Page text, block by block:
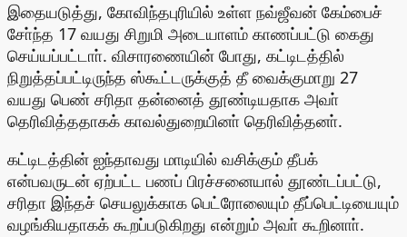
இதையடுத்து, கோவிந்தபுரியில் உள்ள நவ்ஜீவன் கேம்பைச்
சோ்ந்த 17 வயது சிறுமி அடையாளம் காணப்பட்டு கைது
செய்யப்பட்டாா். விசாரணையின் போது, கட்டிடத்தில்
நிறுத்தப்பட்டிருந்த ஸ்கூட்டருக்குத் தீ வைக்குமாறு 27
வயது பெண் சரிதா தன்னைத் தூண்டியதாக அவா்
தெரிவித்ததாகக் காவல்துறையினா் தெரிவித்தனா்.
கட்டிடத்தின் ஐந்தாவது மாடியில் வசிக்கும் தீபக்
என்பவருடன் ஏற்பட்ட பணப் பிரச்சனையால் தூண்டப்பட்டு,
சரிதா இந்தச் செயலுக்காக பெட்ரோலையும் தீப்பெட்டியையும்
வழங்கியதாகக் கூறப்படுகிறது என்றும் அவா் கூறினாா்.